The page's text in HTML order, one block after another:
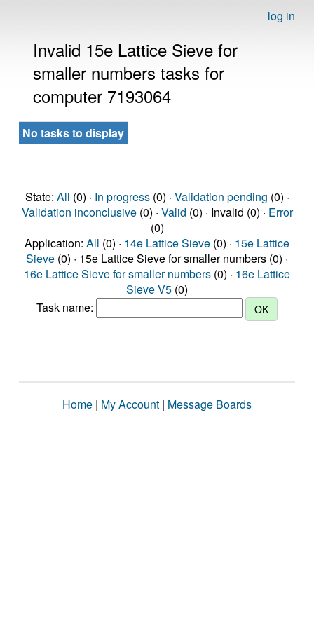
log in
Invalid 15e Lattice Sieve for
smaller numbers tasks for
computer 7193064
No tasks to display
State: All (0) · In progress(0) · Validation pending (0) ·
Validation inconclusive(0) · Valid (0) · Invalid (0) · Error
(0)
Application: All (0) · 14e Lattice Sieve (0) · 15e Lattice
Sieve (0) · 15e Lattice Sieve for smaller numbers (0) ·
16e Lattice Sieve for smaller numbers (0) · 16e Lattice
Sieve V5 (0)
Task name:
Home | My Account | Message Boards